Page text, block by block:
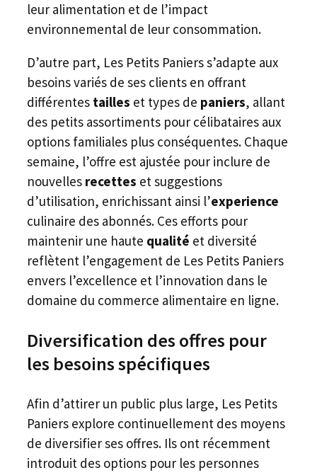
leur alimentation et de l’impact
environnemental de leur consommation.
D’autre part, Les Petits Paniers s’adapte aux
besoins variés de ses clients en offrant
différentes tailles et types de paniers, allant
des petits assortiments pour célibataires aux
options familiales plus conséquentes. Chaque
semaine, l’offre est ajustée pour inclure de
nouvelles recettes et suggestions
d’utilisation, enrichissant ainsi l’experience
culinaire des abonnés. Ces efforts pour
maintenir une haute qualité et diversité
reflètent l’engagement de Les Petits Paniers
envers l’excellence et l’innovation dans le
domaine du commerce alimentaire en ligne.
Diversification des offres pour
les besoins spécifiques
Afin d’attirer un public plus large, Les Petits
Paniers explore continuellement des moyens
de diversifier ses offres. Ils ont récemment
introduit des options pour les personnes